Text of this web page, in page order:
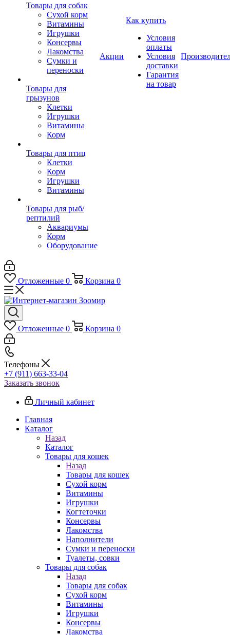
Товары для собак
Cухой корм
Витамины
Игрушки
Консервы
Лакомства
Сумки и
переноски
Товары для
грызунов
Клетки
Игрушки
Витамины
Корм
Товары для птиц
Клетки
Корм
Игрушки
Витамины
Товары для рыб/
рептилий
Аквариумы
Корм
Оборудование
Акции
Как купить
Условия
оплаты
Условия
доставки
Гарантия
на товар
Отложенные 0 Корзина 0
Отложенные 0 Корзина 0
Телефоны
+7 (911) 663-33-04
Заказать звонок
Личный кабинет
Главная
Каталог
Назад
Каталог
Товары для кошек
Назад
Товары для кошек
Cухой корм
Витамины
Игрушки
Когтеточки
Консервы
Лакомства
Наполнители
Сумки и переноски
Туалеты, совки
Товары для собак
Назад
Товары для собак
Cухой корм
Витамины
Игрушки
Консервы
Лакомства